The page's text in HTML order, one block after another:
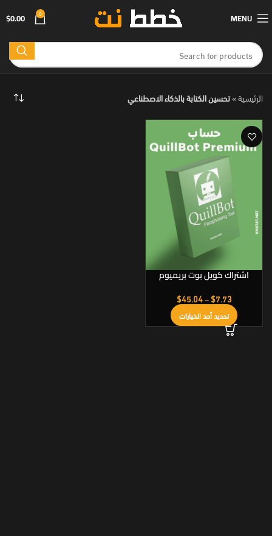
MENU
0
$0.00
الرئيسية»تحسين الكتابة بالذكاء الاصطناعي
اشتراك كويل بوت بريميوم
QuillBot Premium
$7.73
–
$45.04
تحديد أحد الخيارات